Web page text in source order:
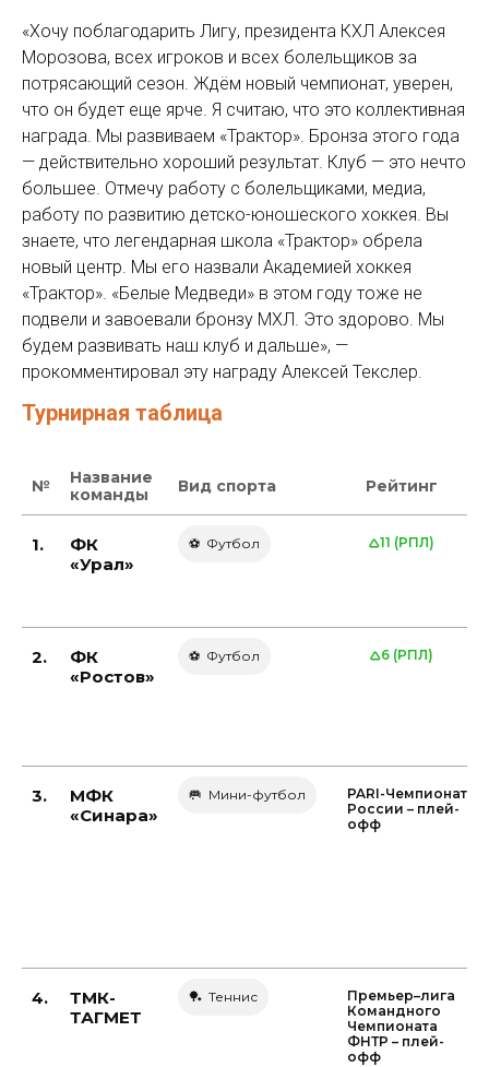
«Хочу поблагодарить Лигу, президента КХЛ Алексея
Морозова, всех игроков и всех болельщиков за
потрясающий сезон. Ждём новый чемпионат, уверен,
что он будет еще ярче. Я считаю, что это коллективная
награда. Мы развиваем «Трактор». Бронза этого года
— действительно хороший результат. Клуб — это нечто
большее. Отмечу работу с болельщиками, медиа,
работу по развитию детско-юношеского хоккея. Вы
знаете, что легендарная школа «Трактор» обрела
новый центр. Мы его назвали Академией хоккея
«Трактор». «Белые Медведи» в этом году тоже не
подвели и завоевали бронзу МХЛ. Это здорово. Мы
будем развивать наш клуб и дальше», —
прокомментировал эту награду Алексей Текслер.
Турнирная таблица
№
Название
команды
Вид спорта Рейтинг
1.
ФК
«Урал»
⚽ Футбол️ 11 (РПЛ)
2.
ФК
«Ростов»
⚽ Футбол️ 6 (РПЛ)
3.
МФК
«Синара»
🥅 Мини-футбол
PARI-Чемпионат
России – плей-
офф
4.
ТМК-
ТАГМЕТ
🏓 Теннис
Премьер–лига
Командного
Чемпионата
ФНТР – плей-
офф